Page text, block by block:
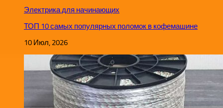
Электрика для начинающих
ТОП 10 самых популярных поломок в кофемашине
10 Июл, 2026